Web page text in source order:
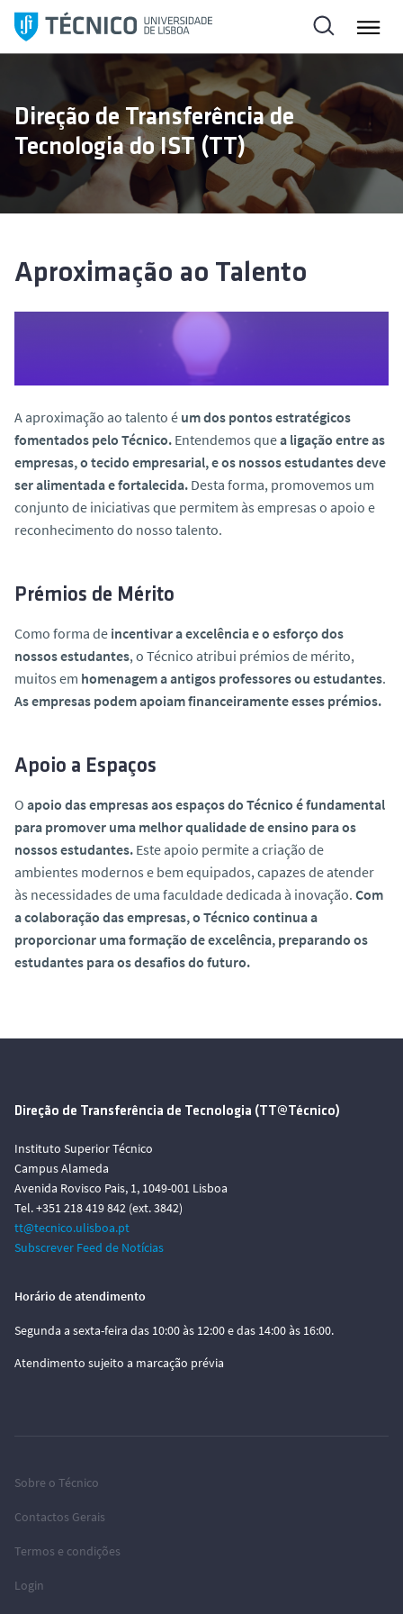
l
a
Direção de Transferência de
Tecnologia do IST (TT)
Aproximação ao Talento
A aproximação ao talento é um dos pontos estratégicos
fomentados pelo Técnico. Entendemos quea ligação entre as
empresas, o tecido empresarial, e os nossos estudantes deve
ser alimentada e fortalecida. Desta forma, promovemos um
conjunto de iniciativas que permitem às empresas o apoio e
reconhecimento do nosso talento.
Prémios de Mérito
Como forma de incentivar a excelência e o esforço dos
nossos estudantes, o Técnico atribui prémios de mérito,
muitos em homenagem a antigos professores ou estudantes.
As empresas podem apoiam financeiramente esses prémios.
Apoio a Espaços
O apoio das empresas aos espaços do Técnico é fundamental
para promover uma melhor qualidade de ensino para os
nossos estudantes. Este apoio permite a criação de
ambientes modernos e bem equipados, capazes de atender
às necessidades de uma faculdade dedicada à inovação. Com
a colaboração das empresas, o Técnico continua a
proporcionar uma formação de excelência, preparando os
estudantes para os desafios do futuro.
Direção de Transferência de Tecnologia (TT@Técnico)
Instituto Superior Técnico
Campus Alameda
Avenida Rovisco Pais, 1, 1049-001 Lisboa
Tel. +351 218 419 842 (ext. 3842)
tt@tecnico.ulisboa.pt
Subscrever Feed de Notícias
Horário de atendimento
Segunda a sexta-feira das 10:00 às 12:00 e das 14:00 às 16:00.
Atendimento sujeito a marcação prévia
Sobre o Técnico
Contactos Gerais
Termos e condições
Login